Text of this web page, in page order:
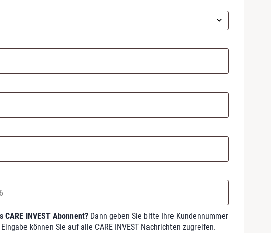
CARE INVEST Abonnent? Dann geben Sie bitte Ihre Kundennummer
können Sie auf alle CARE INVEST Nachrichten zugreifen.